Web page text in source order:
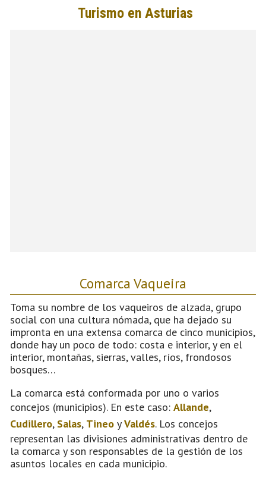
Comarca Vaqueira
Toma su nombre de los vaqueiros de alzada, grupo
social con una cultura nómada, que ha dejado su
impronta en una extensa comarca de cinco municipios,
donde hay un poco de todo: costa e interior, y en el
interior, montañas, sierras, valles, ríos, frondosos
bosques…
La comarca está conformada por uno o varios
concejos (municipios). En este caso: Allande,
Cudillero, Salas, Tineo yValdés. Los concejos
representan las divisiones administrativas dentro de
la comarca y son responsables de la gestión de los
asuntos locales en cada municipio.